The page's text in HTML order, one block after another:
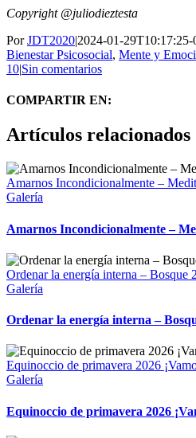
Copyright @juliodieztesta
PorJDT2020|2024-01-29T10:17:25-
Bienestar Psicosocial, Mente y
10|Sin comentarios
COMPARTIR EN:
Facebook
WhatsApp
Correo
electrónico
Artículos relacionados
Amarnos Incondicionalmente –
Galería
Amarnos Incondicionalmente –
Ordenar la energía interna – Bosque
Galería
Ordenar la energía interna –
Equinoccio de primavera 2026
Galería
Equinoccio de primavera 2026